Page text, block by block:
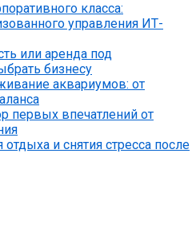
класса:
управления ИТ-
или аренда под
бизнесу
аквариумов: от
первых впечатлений от
и снятия стресса после